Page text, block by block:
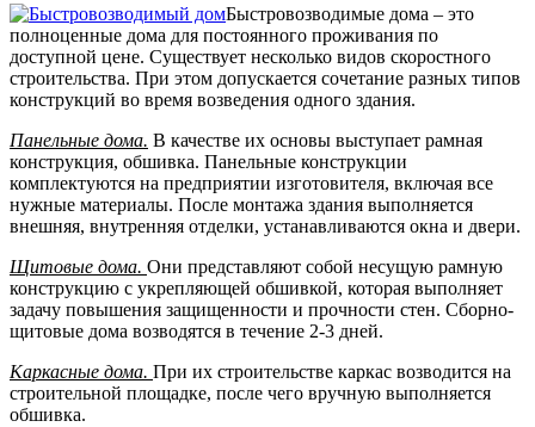
Быстровозводимые дома – это
полноценные дома для постоянного проживания по
доступной цене. Существует несколько видов скоростного
строительства. При этом допускается сочетание разных типов
конструкций во время возведения одного здания.
Панельные дома. В качестве их основы выступает рамная
конструкция, обшивка. Панельные конструкции
комплектуются на предприятии изготовителя, включая все
нужные материалы. После монтажа здания выполняется
внешняя, внутренняя отделки, устанавливаются окна и двери.
Щитовые дома. Они представляют собой несущую рамную
конструкцию с укрепляющей обшивкой, которая выполняет
задачу повышения защищенности и прочности стен. Сборно-
щитовые дома возводятся в течение 2-3 дней.
Каркасные дома. При их строительстве каркас возводится на
строительной площадке, после чего вручную выполняется
обшивка.